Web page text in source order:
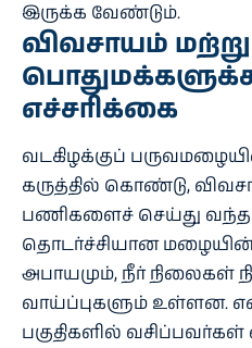
இருக்க வேண்டும்.
விவசாயம்
எச்சரிக்கை
வடகிழக்குப்
கருத்தில் கொண்டு,
பணிகளைச் செய்து வந்த
தொடர்ச்சியான
அபாயமும், நீர் நிலைகள்
வாய்ப்புகளும் உள்ளன.
பகுதிகளில்